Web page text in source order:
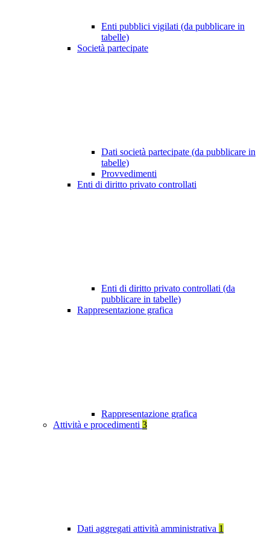
Enti pubblici vigilati (da pubblicare in
tabelle)
Società partecipate
Dati società partecipate (da pubblicare in
tabelle)
Provvedimenti
Enti di diritto privato controllati
Enti di diritto privato controllati (da
pubblicare in tabelle)
Rappresentazione grafica
Rappresentazione grafica
Attività e procedimenti 3
Dati aggregati attività amministrativa 1